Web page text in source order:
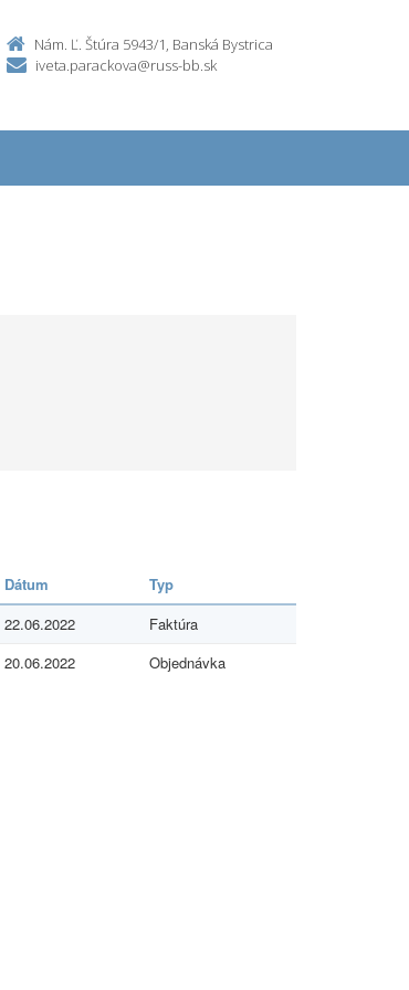
Nám. Ľ. Štúra 5943/1, Banská Bystrica
iveta.parackova@russ-bb.sk
Dátum
Typ
22.06.2022
Faktúra
20.06.2022 Objednávka